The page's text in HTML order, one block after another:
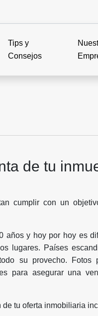
Tips y
Consejos
de tu
cumplir con un
años y hoy por hoy es
lugares. Países
su provecho. Fotos
para asegurar una
tu oferta inmobiliaria